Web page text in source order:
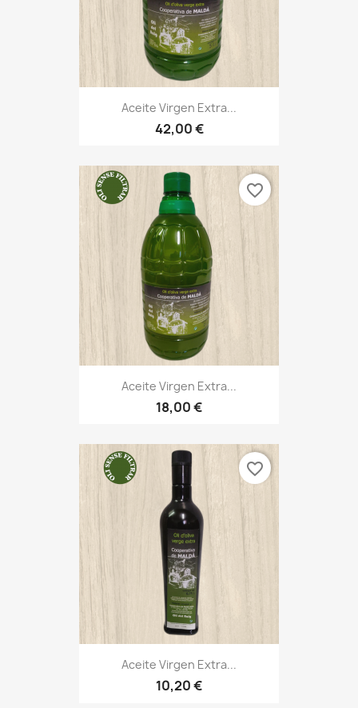
Aceite Virgen Extra...
42,00 €
Aceite Virgen Extra...
18,00 €
favorite_border
Aceite Virgen Extra...
10,20 €
favorite_border